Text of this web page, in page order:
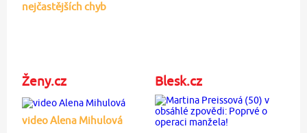
nejčastějších chyb
Ženy.cz
video Alena Mihulová
Blesk.cz